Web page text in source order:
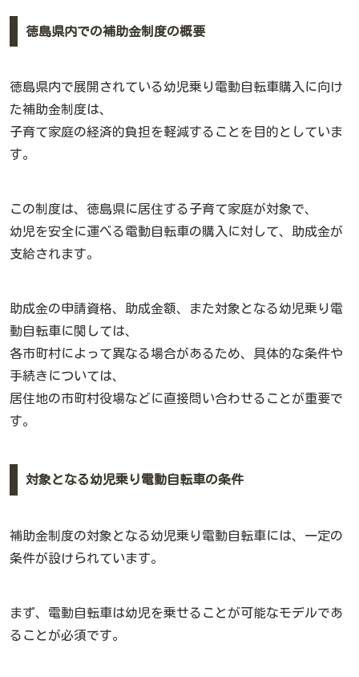
徳島県内での補助金制度の概要
徳島県内で展開されている幼児乗り電動自転車購入に向け
た補助金制度は、
子育て家庭の経済的負担を軽減することを目的としていま
す。
この制度は、徳島県に居住する子育て家庭が対象で、
幼児を安全に運べる電動自転車の購入に対して、助成金が
支給されます。
助成金の申請資格、助成金額、また対象となる幼児乗り電
動自転車に関しては、
各市町村によって異なる場合があるため、具体的な条件や
手続きについては、
居住地の市町村役場などに直接問い合わせることが重要で
す。
対象となる幼児乗り電動自転車の条件
補助金制度の対象となる幼児乗り電動自転車には、一定の
条件が設けられています。
まず、電動自転車は幼児を乗せることが可能なモデルであ
ることが必須です。